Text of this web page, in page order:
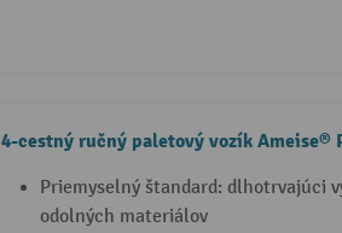
4-cestný ručný paletový vozík Ameise®
Priemyselný štandard: dlhotrvajúci
odolných materiálov